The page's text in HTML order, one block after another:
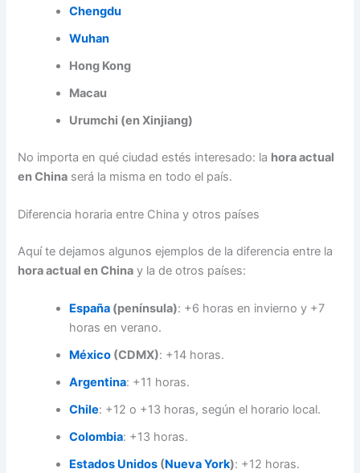
Chengdu
Wuhan
Hong Kong
Macau
Urumchi (en Xinjiang)
No importa en qué ciudad estés interesado: la hora actual
en China será la misma en todo el país.
Diferencia horaria entre China y otros países
Aquí te dejamos algunos ejemplos de la diferencia entre la
hora actual en China y la de otros países:
España (península): +6 horas en invierno y +7
horas en verano.
México (CDMX): +14 horas.
Argentina: +11 horas.
Chile: +12 o +13 horas, según el horario local.
Colombia: +13 horas.
Estados Unidos (Nueva York): +12 horas.